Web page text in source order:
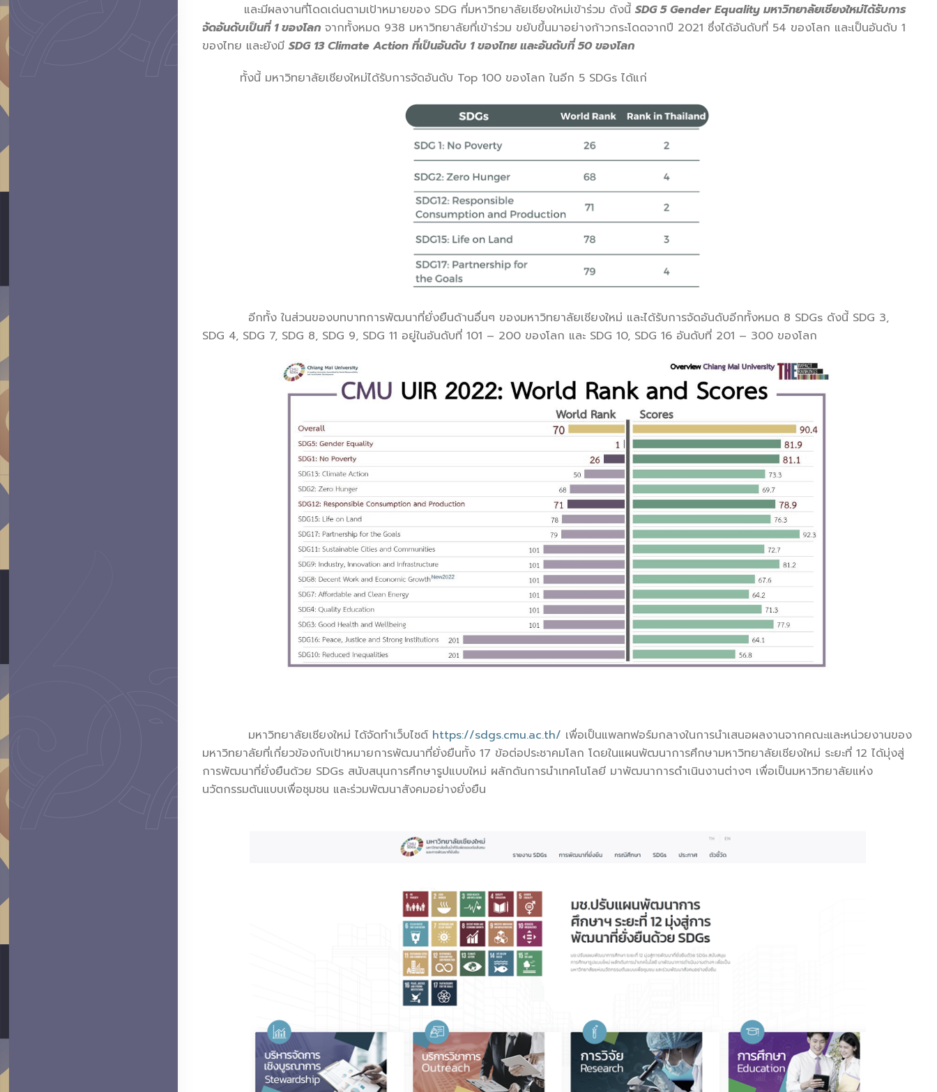
และมีผลงานที่โดดเด่นตามเป้าหมายของ SDG ที่มหาวิทยาลัยเชียงใหม่เข้าร่วม ดังนี้ SDG 5 Gender Equality มหาวิทยาลัยเชียงใหม่ได้รับการ
จัดอันดับเป็นที่ 1 ของโลก จากทั้งหมด 938 มหาวิทยาลัยที่เข้าร่วม ขยับขึ้นมาอย่างก้าวกระโดดจากปี 2021 ซึ่งได้อันดับที่ 54 ของโลก และเป็นอันดับ 1
ของไทย และยังมี SDG 13 Climate Action ที่เป็นอันดับ 1 ของไทย และอันดับที่ 50 ของโลก
ทั้งนี้ มหาวิทยาลัยเชียงใหม่ได้รับการจัดอันดับ Top 100 ของโลก ในอีก 5 SDGs ได้แก่
อีกทั้ง ในส่วนของบทบาทการพัฒนาที่ยั่งยืนด้านอื่นๆ ของมหาวิทยาลัยเชียงใหม่ และได้รับการจัดอันดับอีกทั้งหมด 8 SDGs ดังนี้ SDG 3,
SDG 4, SDG 7, SDG 8, SDG 9, SDG 11 อยู่ในอันดับที่ 101 – 200 ของโลก และ SDG 10, SDG 16 อันดับที่ 201 – 300 ของโลก
มหาวิทยาลัยเชียงใหม่ ได้จัดทำเว็บไซต์ https://sdgs.cmu.ac.th/ เพื่อเป็นแพลทฟอร์มกลางในการนำเสนอผลงานจากคณะและหน่วยงานของ
มหาวิทยาลัยที่เกี่ยวข้องกับเป้าหมายการพัฒนาที่ยั่งยืนทั้ง 17 ข้อต่อประชาคมโลก โดยในแผนพัฒนาการศึกษามหาวิทยาลัยเชียงใหม่ ระยะที่ 12 ได้มุ่งสู่
การพัฒนาที่ยั่งยืนด้วย SDGs สนับสนุนการศึกษารูปแบบใหม่ ผลักดันการนำเทคโนโลยี มาพัฒนาการดำเนินงานต่างๆ เพื่อเป็นมหาวิทยาลัยแห่ง
นวัตกรรมต้นแบบเพื่อชุมชน และร่วมพัฒนาสังคมอย่างยั่งยืน